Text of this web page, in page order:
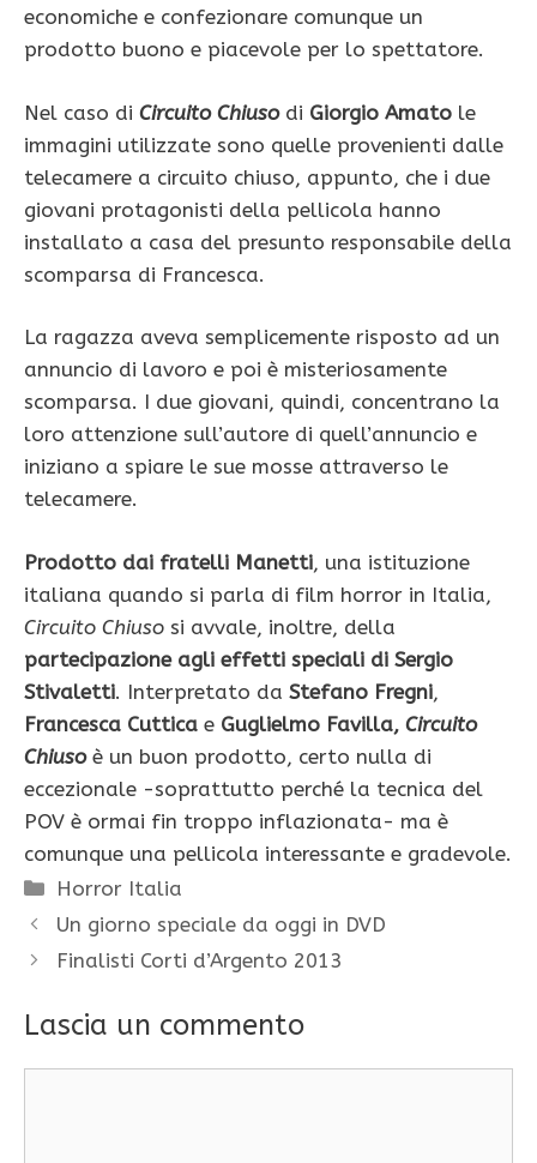
economiche e confezionare comunque un
prodotto buono e piacevole per lo spettatore.
Nel caso di Circuito Chiusodi Giorgio Amato le
immagini utilizzate sono quelle provenienti dalle
telecamere a circuito chiuso, appunto, che i due
giovani protagonisti della pellicola hanno
installato a casa del presunto responsabile della
scomparsa di Francesca.
La ragazza aveva semplicemente risposto ad un
annuncio di lavoro e poi è misteriosamente
scomparsa. I due giovani, quindi, concentrano la
loro attenzione sull’autore di quell’annuncio e
iniziano a spiare le sue mosse attraverso le
telecamere.
Prodotto dai fratelli Manetti, una istituzione
italiana quando si parla di film horror in Italia,
Circuito Chiuso si avvale, inoltre, della
partecipazione agli effetti speciali di Sergio
Stivaletti. Interpretato da Stefano Fregni,
Francesca Cuttica e Guglielmo Favilla, Circuito
Chiuso è un buon prodotto, certo nulla di
eccezionale -soprattutto perché la tecnica del
POV è ormai fin troppo inflazionata- ma è
comunque una pellicola interessante e gradevole.
Categorie
Horror Italia
Un giorno speciale da oggi in DVD
Finalisti Corti d’Argento 2013
Lascia un commento